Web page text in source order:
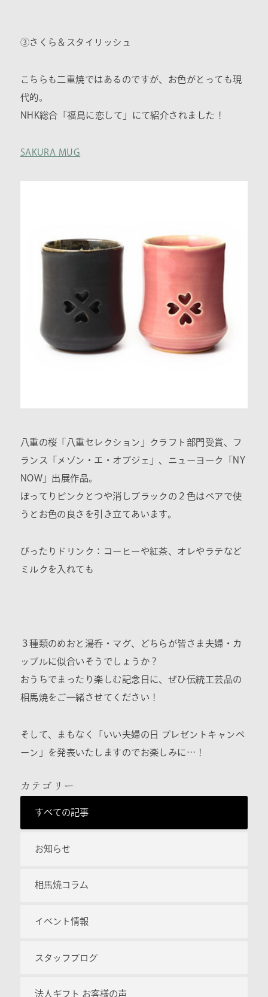
③さくら＆スタイリッシュ
こちらも二重焼ではあるのですが、お色がとっても現
代的。
NHK総合「福島に恋して」にて紹介されました！
SAKURA MUG
八重の桜「八重セレクション」クラフト部門受賞、フ
ランス「メゾン・エ・オブジェ」、ニューヨーク「NY
NOW」出展作品。
ぽってりピンクとつや消しブラックの２色はペアで使
うとお色の良さを引き立てあいます。
ぴったりドリンク：コーヒーや紅茶、オレやラテなど
ミルクを入れても
３種類のめおと湯呑・マグ、どちらが皆さま夫婦・カ
ップルに似合いそうでしょうか？
おうちでまったり楽しむ記念日に、ぜひ伝統工芸品の
相馬焼をご一緒させてください！
そして、まもなく「いい夫婦の日 プレゼントキャンペ
ーン」を発表いたしますのでお楽しみに…！
カテゴリー
すべての記事
お知らせ
相馬焼コラム
イベント情報
スタッフブログ
法人ギフト お客様の声